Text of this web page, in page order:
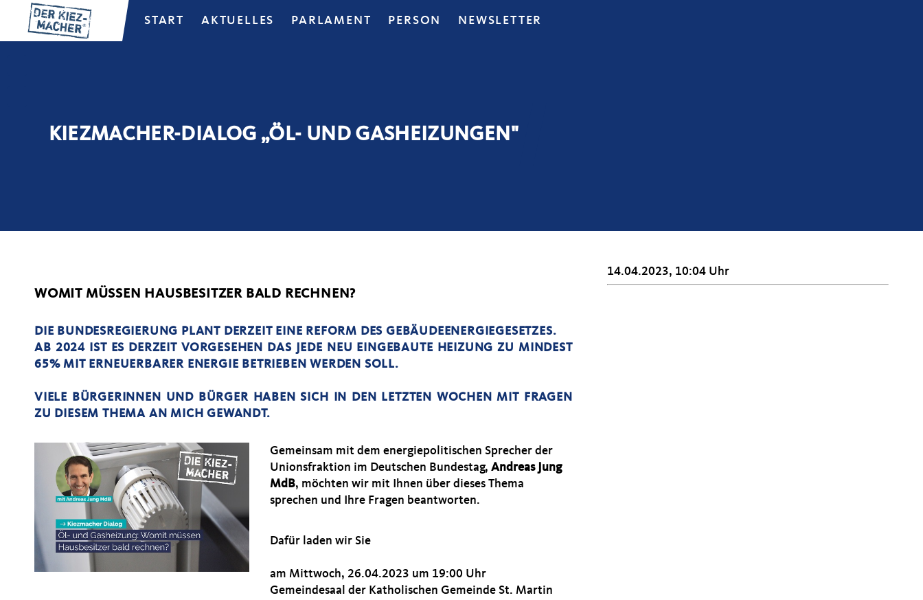
START AKTUELLES PARLAMENT PERSON NEWSLETTER
KIEZMACHER-DIALOG „ÖL- UND GASHEIZUNGEN"
WOMIT MÜSSEN HAUSBESITZER BALD RECHNEN?
DIE BUNDESREGIERUNG PLANT DERZEIT EINE REFORM DES GEBÄUDEENERGIEGESETZES.
AB 2024 IST ES DERZEIT VORGESEHEN DAS JEDE NEU EINGEBAUTE HEIZUNG ZU MINDEST
65% MIT ERNEUERBARER ENERGIE BETRIEBEN WERDEN SOLL.
VIELE BÜRGERINNEN UND BÜRGER HABEN SICH IN DEN LETZTEN WOCHEN MIT FRAGEN
ZU DIESEM THEMA AN MICH GEWANDT.
Gemeinsam mit dem energiepolitischen Sprecher der
Unionsfraktion im Deutschen Bundestag,Andreas Jung
MdB, möchten wir mit Ihnen über dieses Thema
sprechen und Ihre Fragen beantworten.
Dafür laden wir Sie
am Mittwoch, 26.04.2023 um 19:00 Uhr
Gemeindesaal der Katholischen Gemeinde St. Martin
14.04.2023, 10:04 Uhr